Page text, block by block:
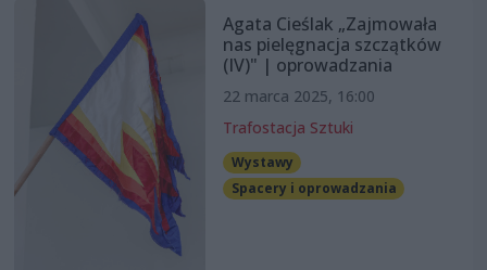
Agata Cieślak „Zajmowała
nas pielęgnacja szczątków
(IV)" | oprowadzania
22 marca 2025, 16:00
Trafostacja Sztuki
Wystawy
Spacery i oprowadzania